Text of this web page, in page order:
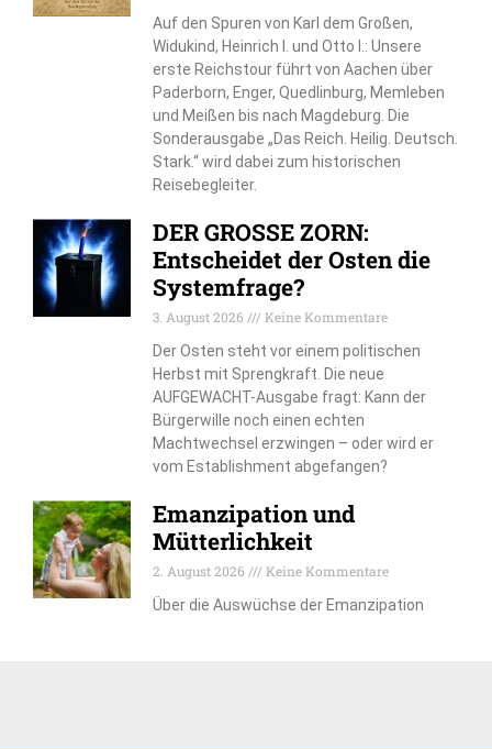
Auf den Spuren von Karl dem Großen,
Widukind, Heinrich I. und Otto I.: Unsere
erste Reichstour führt von Aachen über
Paderborn, Enger, Quedlinburg, Memleben
und Meißen bis nach Magdeburg. Die
Sonderausgabe „Das Reich. Heilig. Deutsch.
Stark.“ wird dabei zum historischen
Reisebegleiter.
DER GROSSE ZORN:
Entscheidet der Osten die
Systemfrage?
3. August 2026
Keine Kommentare
Der Osten steht vor einem politischen
Herbst mit Sprengkraft. Die neue
AUFGEWACHT-Ausgabe fragt: Kann der
Bürgerwille noch einen echten
Machtwechsel erzwingen – oder wird er
vom Establishment abgefangen?
Emanzipation und
Mütterlichkeit
2. August 2026
Keine Kommentare
Über die Auswüchse der Emanzipation